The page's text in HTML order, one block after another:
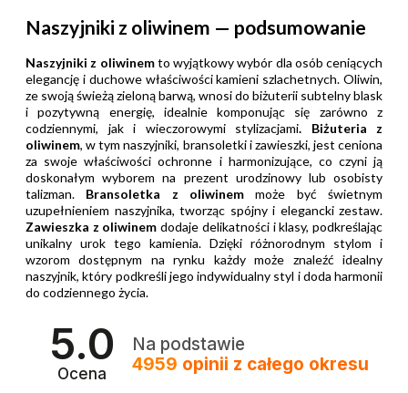
Naszyjniki z oliwinem — podsumowanie
Naszyjniki z oliwinemto wyjątkowy wybór dla osób ceniących
elegancję i duchowe właściwości kamieni szlachetnych. Oliwin,
ze swoją świeżą zieloną barwą, wnosi do biżuterii subtelny blask
i pozytywną energię, idealnie komponując się zarówno z
codziennymi, jak i wieczorowymi stylizacjami. Biżuteria z
oliwinem, w tym naszyjniki, bransoletki i zawieszki, jest ceniona
za swoje właściwości ochronne i harmonizujące, co czyni ją
doskonałym wyborem na prezent urodzinowy lub osobisty
talizman. Bransoletka z oliwinem może być świetnym
uzupełnieniem naszyjnika, tworząc spójny i elegancki zestaw.
Zawieszka z oliwinem dodaje delikatności i klasy, podkreślając
unikalny urok tego kamienia. Dzięki różnorodnym stylom i
wzorom dostępnym na rynku każdy może znaleźć idealny
naszyjnik, który podkreśli jego indywidualny styl i doda harmonii
do codziennego życia.
5.0
Ocena
Na podstawie
4959 opinii z całego okresu